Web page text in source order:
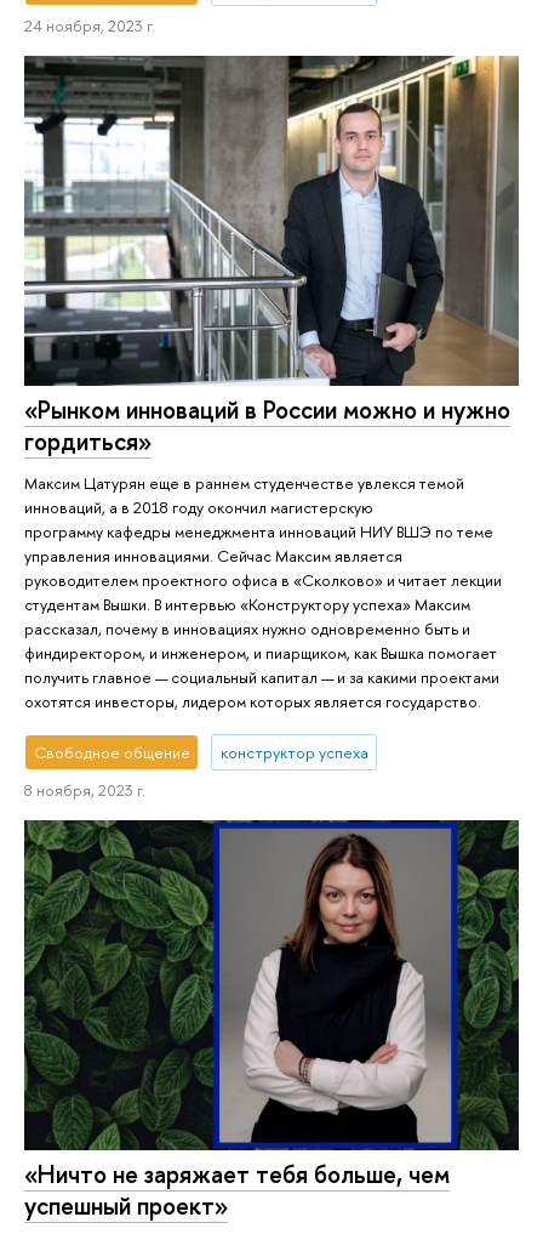
24 ноября, 2023 г.
«Рынком инноваций в России можно и нужно
гордиться»
Максим Цатурян еще в раннем студенчестве увлекся темой
инноваций, а в 2018 году окончил магистерскую
программу кафедры менеджмента инноваций НИУ ВШЭ по теме
управления инновациями. Сейчас Максим является
руководителем проектного офиса в «Сколково» и читает лекции
студентам Вышки. В интервью «Конструктору успеха» Максим
рассказал, почему в инновациях нужно одновременно быть и
финдиректором, и инженером, и пиарщиком, как Вышка помогает
получить главное — социальный капитал — и за какими проектами
охотятся инвесторы, лидером которых является государство.
Свободное общение
конструктор успеха
8 ноября, 2023 г.
«Ничто не заряжает тебя больше, чем
успешный проект»